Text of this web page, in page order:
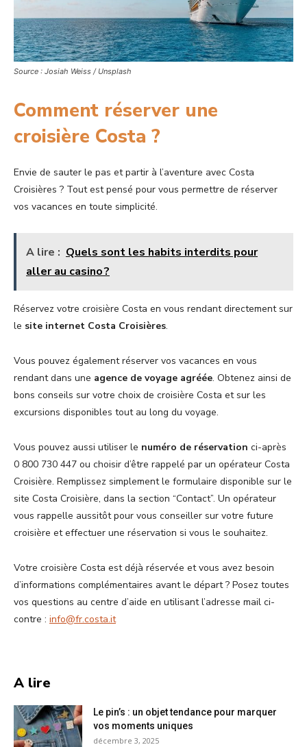
Source : Josiah Weiss / Unsplash
Comment réserver une
croisière Costa ?
Envie de sauter le pas et partir à l’aventure avec Costa
Croisières ? Tout est pensé pour vous permettre de réserver
vos vacances en toute simplicité.
A lire : Quels sont les habits interdits pour
aller au casino ?
Réservez votre croisière Costa en vous rendant directement sur
le site internet Costa Croisières.
Vous pouvez également réserver vos vacances en vous
rendant dans une agence de voyage agréée. Obtenez ainsi de
bons conseils sur votre choix de croisière Costa et sur les
excursions disponibles tout au long du voyage.
Vous pouvez aussi utiliser le numéro de réservation ci-après
0 800 730 447 ou choisir d’être rappelé par un opérateur Costa
Croisière. Remplissez simplement le formulaire disponible sur le
site Costa Croisière, dans la section “Contact”. Un opérateur
vous rappelle aussitôt pour vous conseiller sur votre future
croisière et effectuer une réservation si vous le souhaitez.
Votre croisière Costa est déjà réservée et vous avez besoin
d’informations complémentaires avant le départ ? Posez toutes
vos questions au centre d’aide en utilisant l’adresse mail ci-
contre : info@fr.costa.it
A lire
Le pin’s : un objet tendance pour marquer
vos moments uniques
décembre 3, 2025